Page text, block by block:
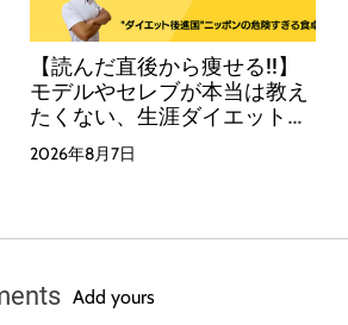
【読んだ直後から痩せる!!】
モデルやセレブが本当は教え
たくない、生涯ダイエットで
悩まない方法をこっそり教え
ます！日本一わかりやすい油
2026年8月7日
Add yours